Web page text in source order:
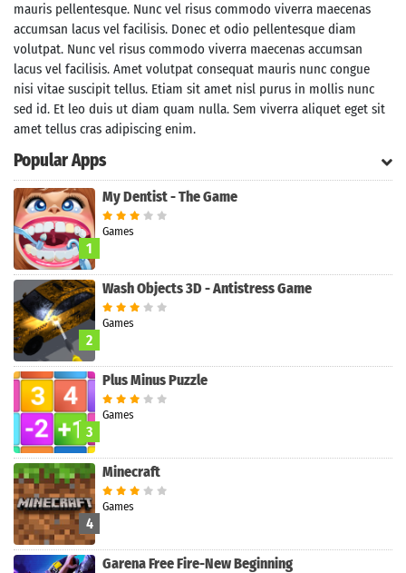
Search
mauris pellentesque. Nunc vel risus commodo viverra maecenas
accumsan lacus vel facilisis. Donec et odio pellentesque diam
volutpat. Nunc vel risus commodo viverra maecenas accumsan
lacus vel facilisis. Amet volutpat consequat mauris nunc congue
nisi vitae suscipit tellus. Etiam sit amet nisl purus in mollis nunc
sed id. Et leo duis ut diam quam nulla. Sem viverra aliquet eget sit
amet tellus cras adipiscing enim.
Popular Apps
1
My Dentist - The Game
Games
2
Wash Objects 3D - Antistress Game
Games
3
Plus Minus Puzzle
Games
4
Minecraft
Games
Garena Free Fire-New Beginning